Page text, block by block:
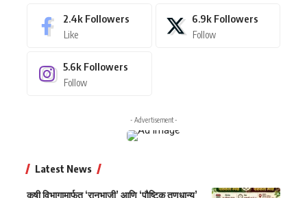
2.4k Followers
Like
6.9k Followers
Follow
5.6k Followers
Follow
- Advertisement -
Latest News
कृषी विभागामार्फत ‘रानभाजी’ आणि ‘पौष्टिक तृणधान्य’